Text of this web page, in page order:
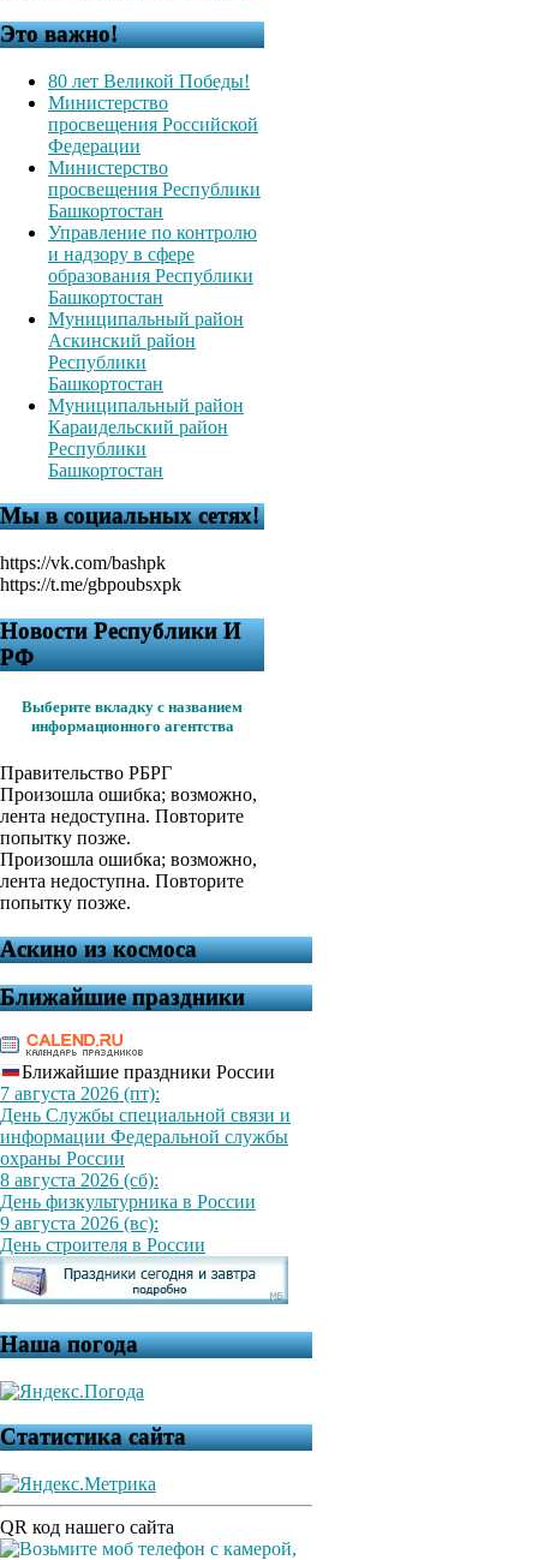
Это важно!
80 лет Великой Победы!
Министерство
просвещения Российской
Федерации
Министерство
просвещения Республики
Башкортостан
Управление по контролю
и надзору в сфере
образования Республики
Башкортостан
Муниципальный район
Аскинский район
Республики
Башкортостан
Муниципальный район
Караидельский район
Республики
Башкортостан
Мы в социальных сетях!
https://vk.com/bashpk
https://t.me/gbpoubsxpk
Новости Республики И
РФ
Выберите вкладку с названием
информационного агентства
Правительство РБРГ
Произошла ошибка; возможно,
лента недоступна. Повторите
попытку позже.
Произошла ошибка; возможно,
лента недоступна. Повторите
попытку позже.
Аскино из космоса
Ближайшие праздники
Ближайшие праздники России
7 августа 2026 (пт):
День Службы специальной связи и
информации Федеральной службы
охраны России
8 августа 2026 (сб):
День физкультурника в России
9 августа 2026 (вс):
День строителя в России
Наша погода
Статистика сайта
QR код нашего сайта